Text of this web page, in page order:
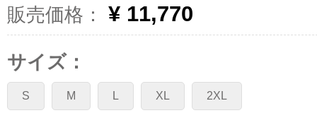
販売価格： ¥ 11,770
サイズ：
S M L XL 2XL